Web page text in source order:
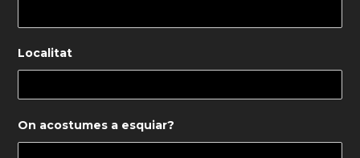
Localitat
On acostumes a esquiar?